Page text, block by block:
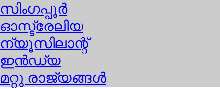
സിംഗപ്പൂര്‍
ഓസ്ട്രേലിയ
ന്യൂസിലാന്റ്
ഇന്‍ഡ്യ
മറ്റു രാജ്യങ്ങള്‍